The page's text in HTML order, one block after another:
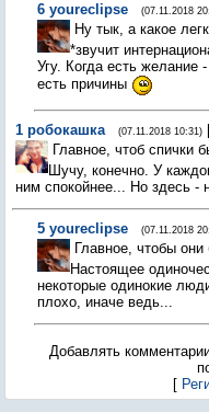
6 youreclipse (07.11.2018
Ну тык, а какое
*звучит
Угу. Когда есть желание
есть причины
1 робокашка (07.11.2018 10:31)
Главное, чтоб спички
Шучу, конечно. У
ним спокойнее... Но здесь -
5 youreclipse (07.11.2018
Главное, чтобы
Настоящее
некоторые одинокие
плохо, иначе ведь...
Добавлять
[